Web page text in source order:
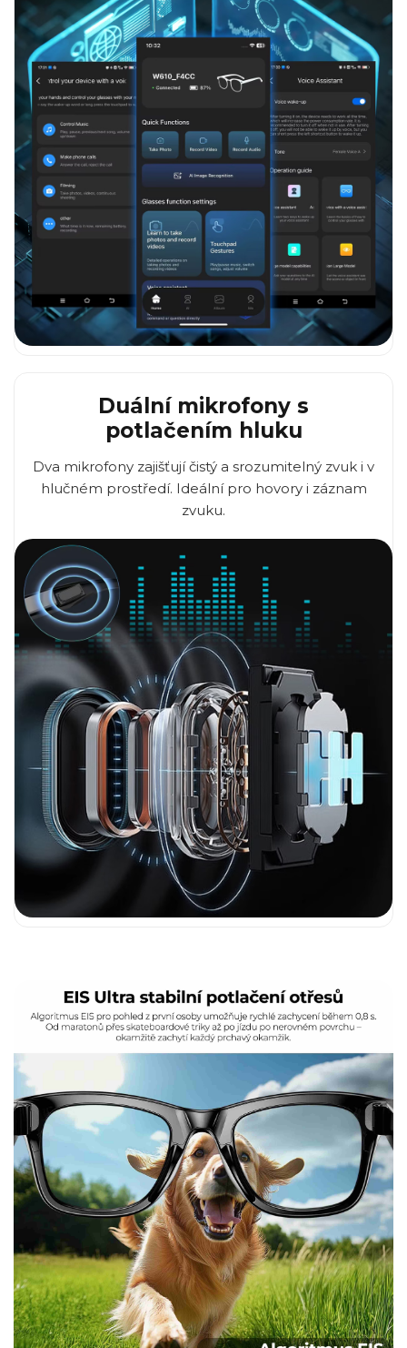
Duální mikrofony s
potlačením hluku
Dva mikrofony zajišťují čistý a srozumitelný zvuk i v
hlučném prostředí. Ideální pro hovory i záznam
zvuku.